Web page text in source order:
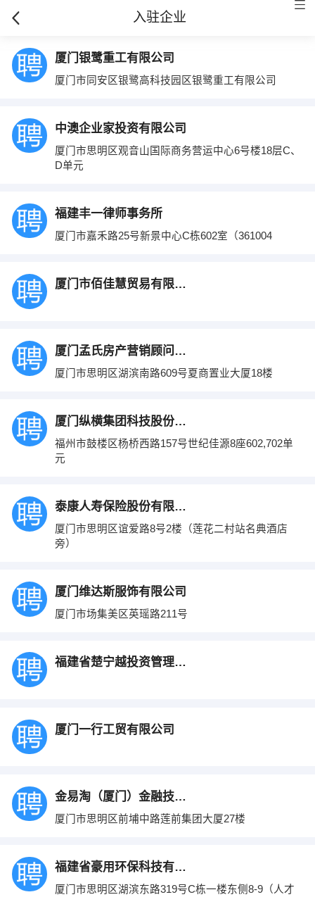
入驻企业
厦门银鹭重工有限公司
厦门市同安区银鹭高科技园区银鹭重工有限公司
中澳企业家投资有限公司
厦门市思明区观音山国际商务营运中心6号楼18层C、
D单元
福建丰一律师事务所
厦门市嘉禾路25号新景中心C栋602室（361004
厦门市佰佳慧贸易有限公司
厦门孟氏房产营销顾问有限公司
厦门市思明区湖滨南路609号夏商置业大厦18楼
厦门纵横集团科技股份有限公司
福州市鼓楼区杨桥西路157号世纪佳源8座602,702单
元
泰康人寿保险股份有限公司厦门分公司
厦门市思明区谊爱路8号2楼（莲花二村站名典酒店
旁）
厦门维达斯服饰有限公司
厦门市场集美区英瑶路211号
福建省楚宁越投资管理有限公司
厦门一行工贸有限公司
金易淘（厦门）金融技术服务有限公司
厦门市思明区前埔中路莲前集团大厦27楼
福建省豪用环保科技有限公司
厦门市思明区湖滨东路319号C栋一楼东侧8-9（人才